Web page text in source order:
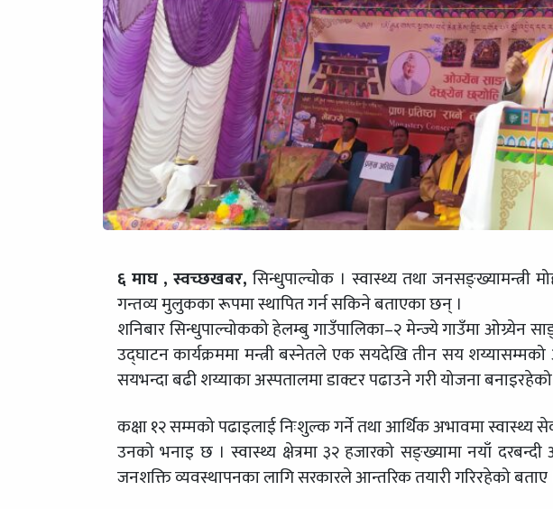
६ माघ , स्वच्छखबर, सिन्धुपाल्चोक । स्वास्थ्य तथा जनसङ्ख्यामन्त्री
गन्तव्य मुलुकका रूपमा स्थापित गर्न सकिने बताएका छन् ।
शनिबार सिन्धुपाल्चोकको हेलम्बु गाउँपालिका–२ मेन्ज्ये गाउँमा ओग्र्येन
उद्घाटन कार्यक्रममा मन्त्री बस्नेतले एक सयदेखि तीन सय शय्यासम्मको
सयभन्दा बढी शय्याका अस्पतालमा डाक्टर पढाउने गरी योजना
कक्षा १२ सम्मको पढाइलाई निःशुल्क गर्ने तथा आर्थिक अभावमा स्वास्थ्य
उनको भनाइ छ । स्वास्थ्य क्षेत्रमा ३२ हजारको सङ्ख्यामा नयाँ
जनशक्ति व्यवस्थापनका लागि सरकारले आन्तरिक तयारी गरिरहेको बताए